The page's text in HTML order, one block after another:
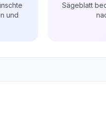
und
Sägeblatt